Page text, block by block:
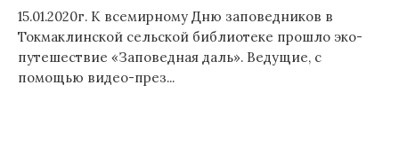
15.01.2020г. К всемирному Дню заповедников в
Токмаклинской сельской библиотеке прошло эко-
путешествие «Заповедная даль». Ведущие, с
помощью видео-през...